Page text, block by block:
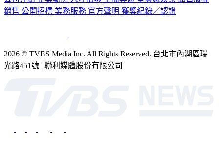
銷售 公開招標 業務服務 官方聲明 獲獎紀錄／認證
2026 © TVBS Media Inc. All Rights Reserved. 台北市內湖區瑞
光路451號 | 聯利媒體股份有限公司